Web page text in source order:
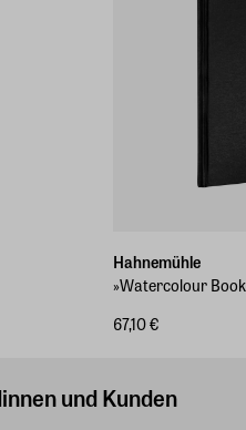
Hahnemühle
»Watercolour
67,10 €
und Kunden